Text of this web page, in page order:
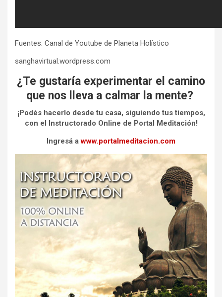
Fuentes: Canal de Youtube de Planeta Holístico
sanghavirtual.wordpress.com
¿Te gustaría experimentar el camino
que nos lleva a calmar la mente?
¡Podés hacerlo desde tu casa, siguiendo tus tiempos,
con el Instructorado Online de Portal Meditación!
Ingresá awww.portalmeditacion.com